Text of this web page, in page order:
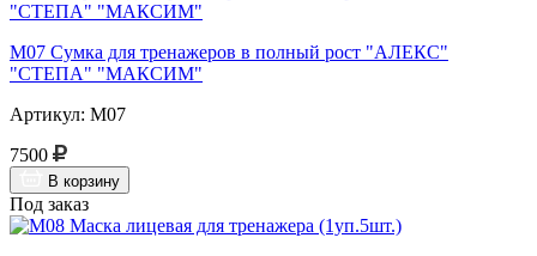
М07 Сумка для тренажеров в полный рост "АЛЕКС"
"СТЕПА" "МАКСИМ"
Артикул: М07
7500
В корзину
Под заказ